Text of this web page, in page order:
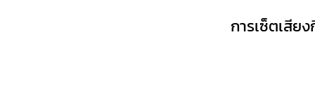
การเซ็ตเสีย